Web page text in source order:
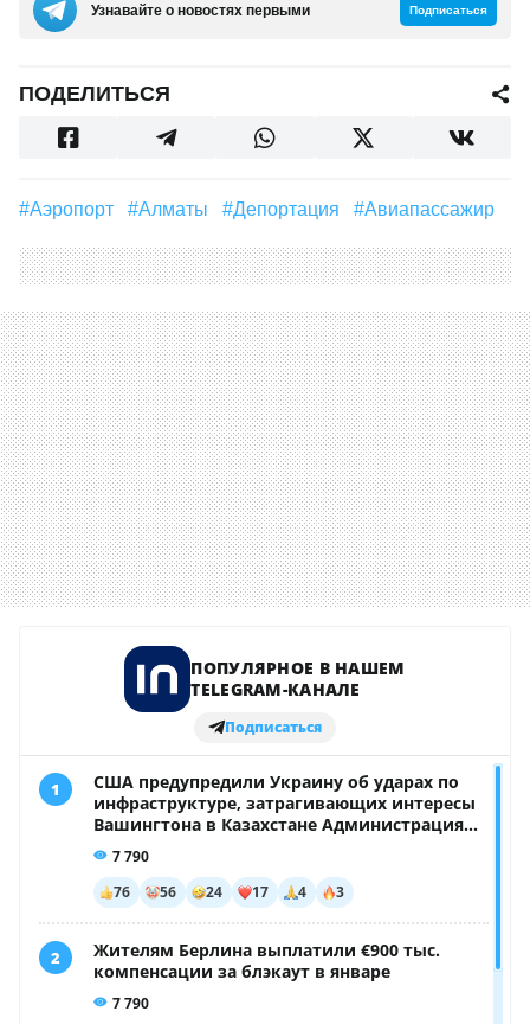
Узнавайте о новостях первыми Подписаться
ПОДЕЛИТЬСЯ
#аэропорт #Алматы #Депортация #Авиапассажир